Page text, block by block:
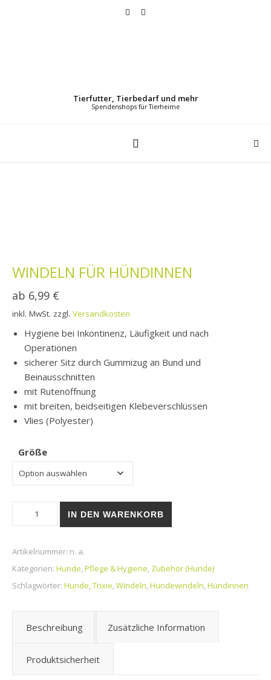
Tierfutter, Tierbedarf und mehr
WINDELN FÜR HÜNDINNEN
ab 6,99 €
inkl. MwSt. zzgl. Versandkosten
Hygiene bei Inkontinenz, Läufigkeit und nach
Operationen
sicherer Sitz durch Gummizug an Bund und
Beinausschnitten
mit Rutenöffnung
mit breiten, beidseitigen Klebeverschlüssen
Vlies (Polyester)
Größe
Windeln für Hündinnen Menge
IN DEN WARENKORB
Artikelnummer: n. a.
Kategorien: Hunde,Pflege & Hygiene, Zubehör (Hunde)
Schlagwörter: Hunde,Trixie,Windeln,Hundewindeln,Hündinnen
Beschreibung Zusätzliche Information
Produktsicherheit